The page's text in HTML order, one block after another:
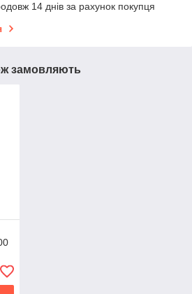
14 днів за рахунок покупця
замовляють